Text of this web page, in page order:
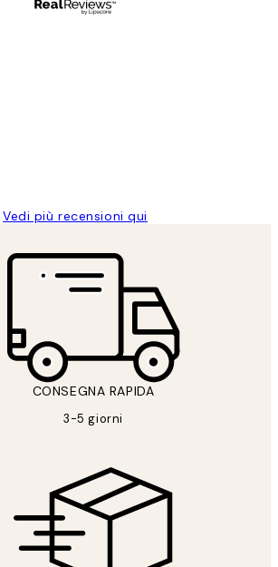
Vedi più recensioni qui
CONSEGNA RAPIDA
3-5 giorni